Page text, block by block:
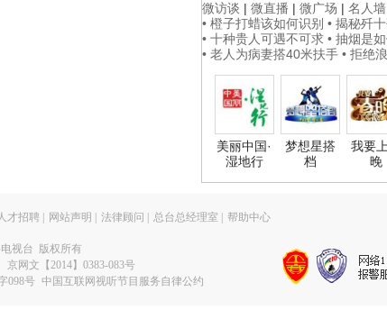
微访谈 | 微直播 | 微广场 | 名人墙
• 橙子打蜡该如何识别 • 揭秘歼
• 十种贵人可遇不可求 • 抽烟是
• 老人为病妻搭40米扶手 • 拒绝
美丽中国·
湿地行
梦想星搭
档
我要
晚
才招聘 网站声明 法律顾问 总台总经理室 帮助中心
视台 版权所有
京网文【2014】0383-083号
098号 中国互联网视听节目服务自律公约